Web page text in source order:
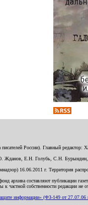
России). Главный
Жданов, Е.Н. Голубь, С.Н.
16.06.2011 г. Территория
архива составляют публикации
собственности редакции не
информации» (ФЗ-149 от 27.07.06